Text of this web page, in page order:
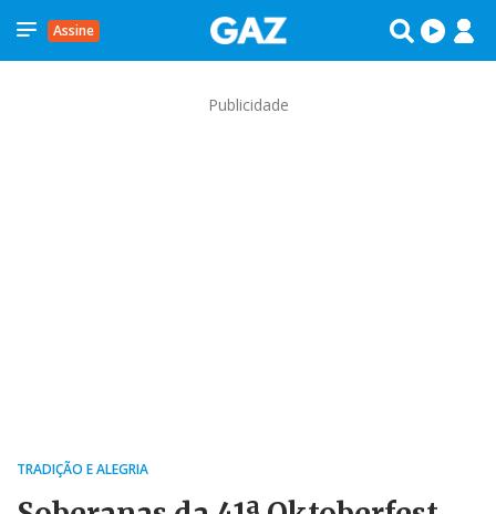
Assine
Publicidade
TRADIÇÃO E ALEGRIA